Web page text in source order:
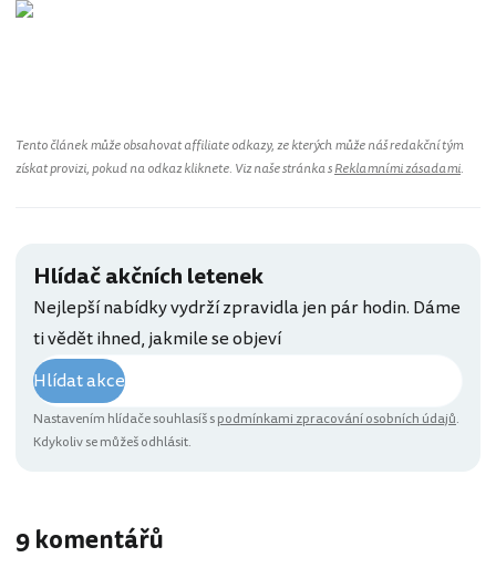
Tento článek může obsahovat affiliate odkazy, ze kterých může náš redakční tým
získat provizi, pokud na odkaz kliknete. Viz naše stránka sReklamními zásadami.
Hlídač akčních letenek
Nejlepší nabídky vydrží zpravidla jen pár hodin. Dáme
ti vědět ihned, jakmile se objeví
Hlídat akce
Nastavením hlídače souhlasíš spodmínkami zpracování osobních údajů.
Kdykoliv se můžeš odhlásit.
9 komentářů